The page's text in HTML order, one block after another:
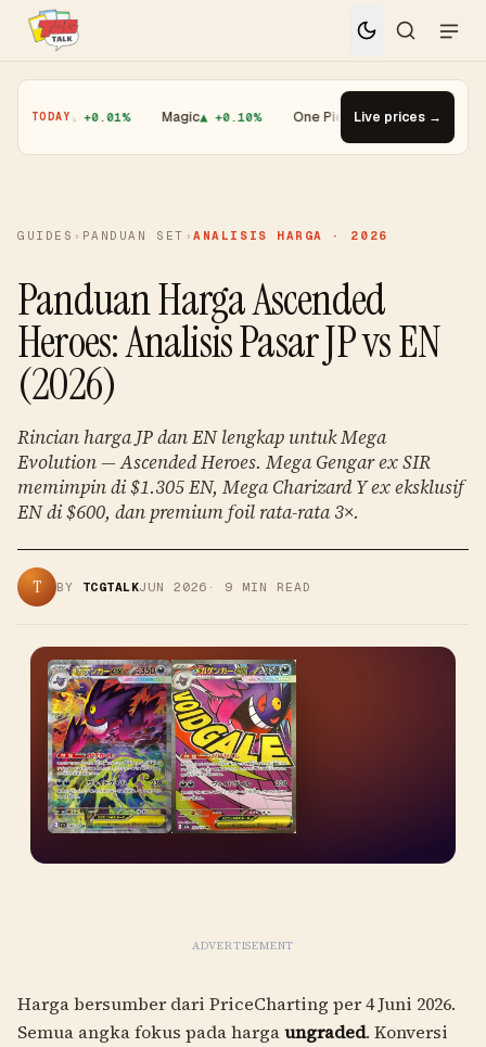
TODAY
Yugioh▲ +0.01% · Magic▲ +0.10% · One Piece ▼ -1.08% · Top
Live prices →
GUIDES › PANDUAN SET ›ANALISIS HARGA · 2026
Panduan Harga Ascended
Heroes: Analisis Pasar JP vs EN
(2026)
Rincian harga JP dan EN lengkap untuk Mega
Evolution — Ascended Heroes. Mega Gengar ex SIR
memimpin di $1.305 EN, Mega Charizard Y ex eksklusif
EN di $600, dan premium foil rata-rata 3×.
T BY TCGTALKJUN 2026 · 9 MIN READ
ADVERTISEMENT
Harga bersumber dari PriceCharting per 4 Juni 2026.
Semua angka fokus pada hargaungraded. Konversi